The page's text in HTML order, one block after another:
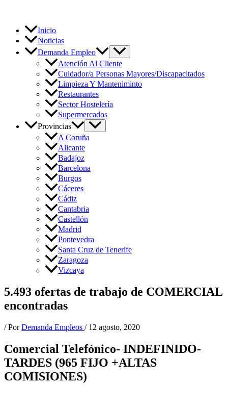
Inicio
Noticias
Demanda Empleo
Atención Al Cliente
Cuidador/a Personas Mayores/Discapacitados
Limpieza Y Manteniminto
Restaurantes
Sector Hostelería
Supermercados
Provincias
A Coruña
Alicante
Badajoz
Barcelona
Burgos
Cáceres
Cádiz
Cantabria
Castellón
Madrid
Pontevedra
Santa Cruz de Tenerife
Zaragoza
Vizcaya
5.493 ofertas de trabajo de COMERCIAL
encontradas
/ PorDemanda Empleos / 12 agosto, 2020
Comercial Telefónico- INDEFINIDO-
TARDES (965 FIJO +ALTAS
COMISIONES)